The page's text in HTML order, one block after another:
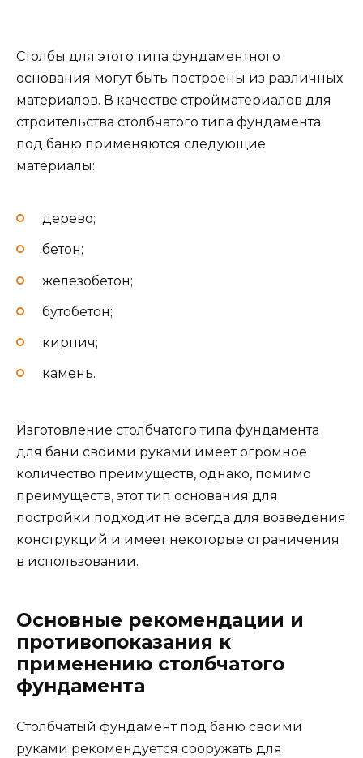
Столбы для этого типа фундаментного
основания могут быть построены из различных
материалов. В качестве стройматериалов для
строительства столбчатого типа фундамента
под баню применяются следующие
материалы:
дерево;
бетон;
железобетон;
бутобетон;
кирпич;
камень.
Изготовление столбчатого типа фундамента
для бани своими руками имеет огромное
количество преимуществ, однако, помимо
преимуществ, этот тип основания для
постройки подходит не всегда для возведения
конструкций и имеет некоторые ограничения
в использовании.
Основные рекомендации и
противопоказания к
применению столбчатого
фундамента
Столбчатый фундамент под баню своими
руками рекомендуется сооружать для